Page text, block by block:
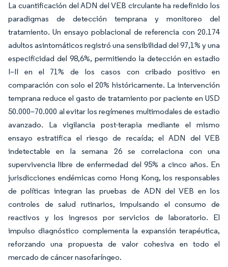
La cuantificación del ADN del VEB circulante ha redefinido los
paradigmas de detección temprana y monitoreo del
tratamiento. Un ensayo poblacional de referencia con 20.174
adultos asintomáticos registró una sensibilidad del 97,1% y una
especificidad del 98,6%, permitiendo la detección en estadio
I–II en el 71% de los casos con cribado positivo en
comparación con solo el 20% históricamente. La intervención
temprana reduce el gasto de tratamiento por paciente en USD
50.000–70.000 al evitar los regímenes multimodales de estadio
avanzado. La vigilancia post-terapia mediante el mismo
ensayo estratifica el riesgo de recaída; el ADN del VEB
indetectable en la semana 26 se correlaciona con una
supervivencia libre de enfermedad del 95% a cinco años. En
jurisdicciones endémicas como Hong Kong, los responsables
de políticas integran las pruebas de ADN del VEB en los
controles de salud rutinarios, impulsando el consumo de
reactivos y los ingresos por servicios de laboratorio. El
impulso diagnóstico complementa la expansión terapéutica,
reforzando una propuesta de valor cohesiva en todo el
mercado de cáncer nasofaríngeo.